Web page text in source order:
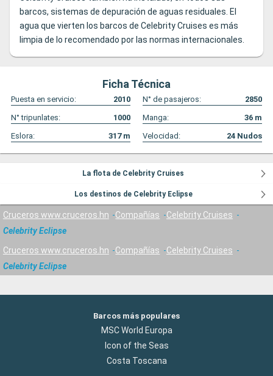
barcos, sistemas de depuración de aguas residuales. El
agua que vierten los barcos de Celebrity Cruises es más
limpia de lo recomendado por las normas internacionales.
Ficha Técnica
Puesta en servicio: 2010 N° de pasajeros:
2850
N° tripunlates:
1000 Manga: 36 m
Eslora:
317m Velocidad: 24 Nudos
La flota de Celebrity Cruises
Los destinos de Celebrity Eclipse
Cruceros www.cruceros.hn Compañías
Celebrity Cruises
Celebrity Eclipse
Cruceros www.cruceros.hn Compañías
Celebrity Cruises
Celebrity Eclipse
Barcos más populares
MSC World Europa
Icon of the Seas
Costa Toscana